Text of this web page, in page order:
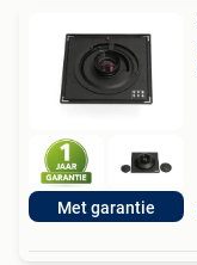
Met garantie